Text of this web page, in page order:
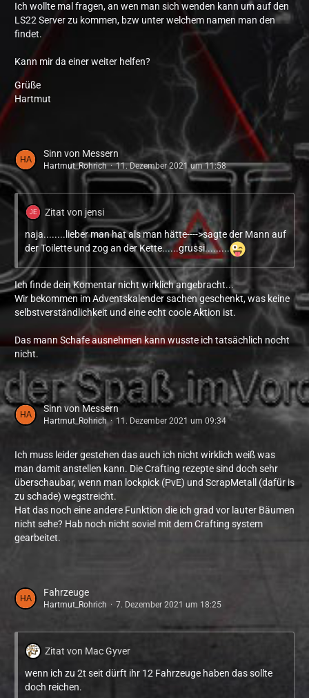
Ich wollte mal fragen, an wen man sich wenden kann um auf den
LS22 Server zu kommen, bzw unter welchem namen man den
findet.
Kann mir da einer weiter helfen?
Grüße
Hartmut
Sinn von Messern
Hartmut_Rohrich 11. Dezember 2021 um 11:58
Zitat von jensi
naja........lieber man hat als man hätte---->sagte der Mann auf
der Toilette und zog an der Kette......grussi.........
Ich finde dein Komentar nicht wirklich angebracht...
Wir bekommen im Adventskalender sachen geschenkt, was keine
selbstverständlichkeit und eine echt coole Aktion ist.
Das mann Schafe ausnehmen kann wusste ich tatsächlich nocht
nicht.
Sinn von Messern
Hartmut_Rohrich 11. Dezember 2021 um 09:34
Ich muss leider gestehen das auch ich nicht wirklich weiß was
man damit anstellen kann. Die Crafting rezepte sind doch sehr
überschaubar, wenn man lockpick (PvE) und ScrapMetall (dafür is
zu schade) wegstreicht.
Hat das noch eine andere Funktion die ich grad vor lauter Bäumen
nicht sehe? Hab noch nicht soviel mit dem Crafting system
gearbeitet.
Fahrzeuge
Hartmut_Rohrich 7. Dezember 2021 um 18:25
Zitat von Mac Gyver
wenn ich zu 2t seit dürft ihr 12 Fahrzeuge haben das sollte
doch reichen.